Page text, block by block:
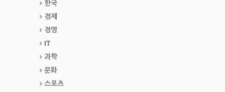
한국
경제
경영
IT
과학
문화
스포츠